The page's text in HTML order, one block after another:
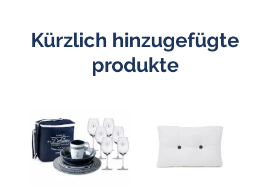
Kürzlich hinzugefügte
produkte